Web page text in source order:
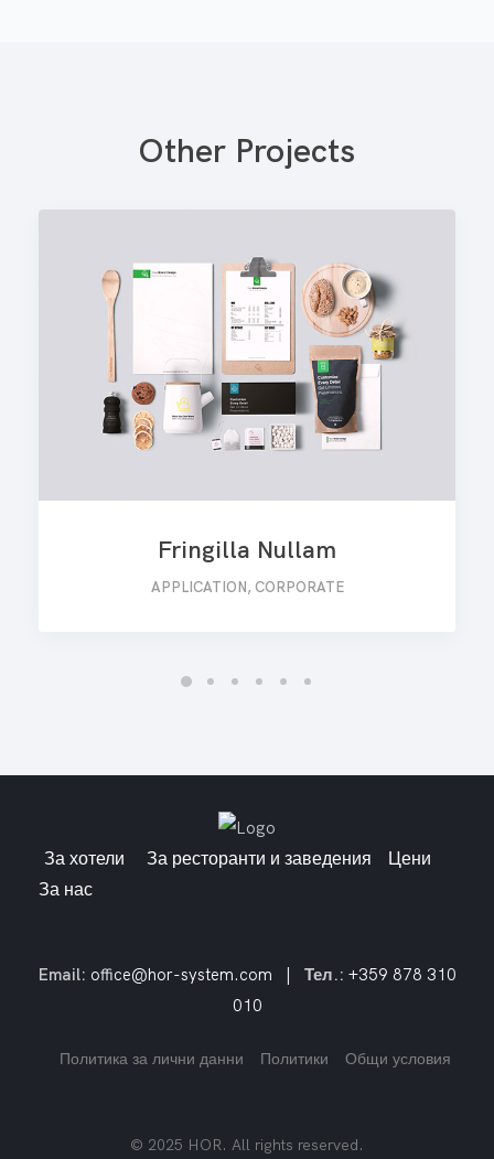
Other Projects
Fringilla Nullam
APPLICATION,CORPORATE
За хотели За ресторанти и заведения
Цени
За нас
Email: office@hor-system.com | Тел.: +359 878 310
010
Политика за лични данни Политики Общи условия
© 2025 HOR. All rights reserved.